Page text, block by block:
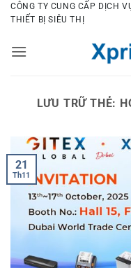
Bỏ
qua
dung
CÔNG TY CUNG CẤP DỊCH
THIẾT BỊ SIÊU THỊ
LƯU TRỮ THẺ:
21
Th11